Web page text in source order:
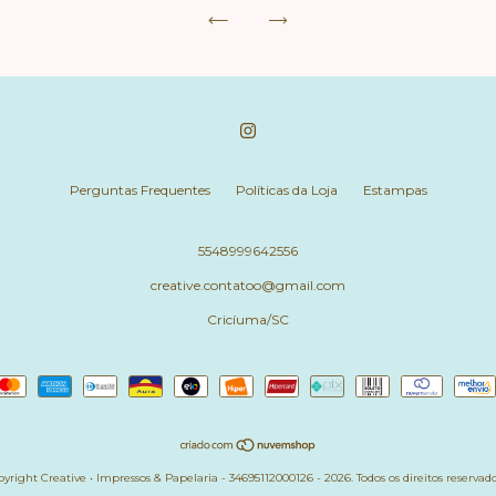
Perguntas Frequentes Políticas da Loja Estampas
5548999642556
creative.contatoo@gmail.com
Cricíuma/SC
Creative • Impressos & Papelaria - 34695112000126 - 2026. Todos os direitos